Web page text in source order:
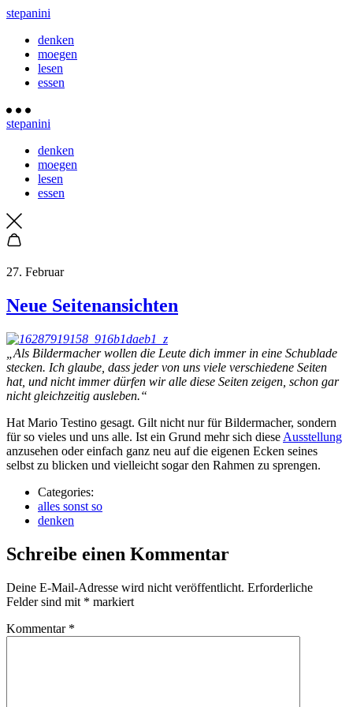
stepanini
denken
moegen
lesen
essen
stepanini
denken
moegen
lesen
essen
27. Februar
Neue Seitenansichten
„Als Bildermacher wollen die Leute dich immer in eine Schublade
stecken. Ich glaube, dass jeder von uns viele verschiedene Seiten
hat, und nicht immer dürfen wir alle diese Seiten zeigen, schon gar
nicht gleichzeitig ausleben.“
Hat Mario Testino gesagt. Gilt nicht nur für Bildermacher, sondern
für so vieles und uns alle. Ist ein Grund mehr sich diese Ausstellung
anzusehen oder einfach ganz neu auf die eigenen Ecken seines
selbst zu blicken und vielleicht sogar den Rahmen zu sprengen.
Categories:
alles sonst so
denken
Schreibe einen Kommentar
Deine E-Mail-Adresse wird nicht veröffentlicht. Erforderliche
Felder sind mit * markiert
Kommentar *